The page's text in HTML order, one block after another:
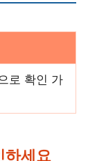
로 확인 가
하세요